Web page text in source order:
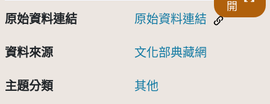
開
原始資料連結 原始資料連結
資料來源 文化部典藏網
主題分類 其他